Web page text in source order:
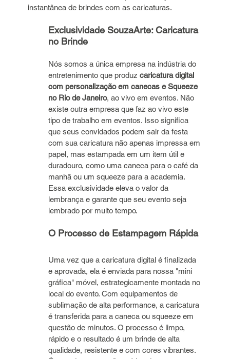
instantânea de brindes com as caricaturas.
Exclusividade SouzaArte: Caricatura
no Brinde
Nós somos a única empresa na indústria do
entretenimento que produz caricatura digital
com personalização em canecas e Squeeze
no Rio de Janeiro, ao vivo em eventos. Não
existe outra empresa que faz ao vivo este
tipo de trabalho em eventos. Isso significa
que seus convidados podem sair da festa
com sua caricatura não apenas impressa em
papel, mas estampada em um item útil e
duradouro, como uma caneca para o café da
manhã ou um squeeze para a academia.
Essa exclusividade eleva o valor da
lembrança e garante que seu evento seja
lembrado por muito tempo.
O Processo de Estampagem Rápida
Uma vez que a caricatura digital é finalizada
e aprovada, ela é enviada para nossa "mini
gráfica" móvel, estrategicamente montada no
local do evento. Com equipamentos de
sublimação de alta performance, a caricatura
é transferida para a caneca ou squeeze em
questão de minutos. O processo é limpo,
rápido e o resultado é um brinde de alta
qualidade, resistente e com cores vibrantes.